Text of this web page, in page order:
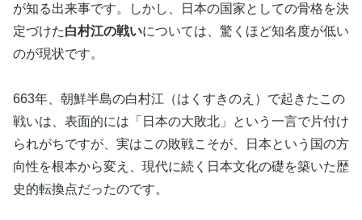
が知る出来事です。しかし、日本の国家としての骨格を決
定づけた白村江の戦いについては、驚くほど知名度が低い
のが現状です。
663年、朝鮮半島の白村江（はくすきのえ）で起きたこの
戦いは、表面的には「日本の大敗北」という一言で片付け
られがちですが、実はこの敗戦こそが、日本という国の方
向性を根本から変え、現代に続く日本文化の礎を築いた歴
史的転換点だったのです。